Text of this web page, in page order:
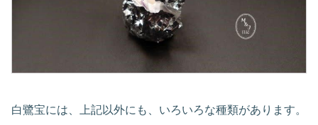
白鷺宝には、上記以外にも、いろいろな種類があります。